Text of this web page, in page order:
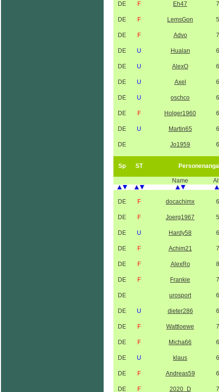
DE F Eh47
DE F LemsGon
DE F Advo
DE U Hualan
DE U AlexO
DE U Axel
DE U oschco
DE F Holger1960
DE U Martin65
DE Jo1959
Sp ST
Name
DE F docachimx
DE F Joerg1967
DE U Hardy58
DE F Achim21
DE F AlexRo
DE F Frankie
DE urosport
DE U dieter286
DE F Wattloewe
DE F Micha66
DE U klaus
DE F Andreas59
DE F 2020_D